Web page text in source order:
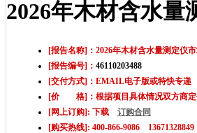
2026年木材含水量
[报告名称]：2026年木材含水量测定仪
[报告编号]： 46110203488
[交付方式]：EMAIL电子版或特快专递
[价 格]：根据项目具体情况双方商定
[网上订购]: 下载 订购合同
[购买热线]: 400-866-9086 13671328849